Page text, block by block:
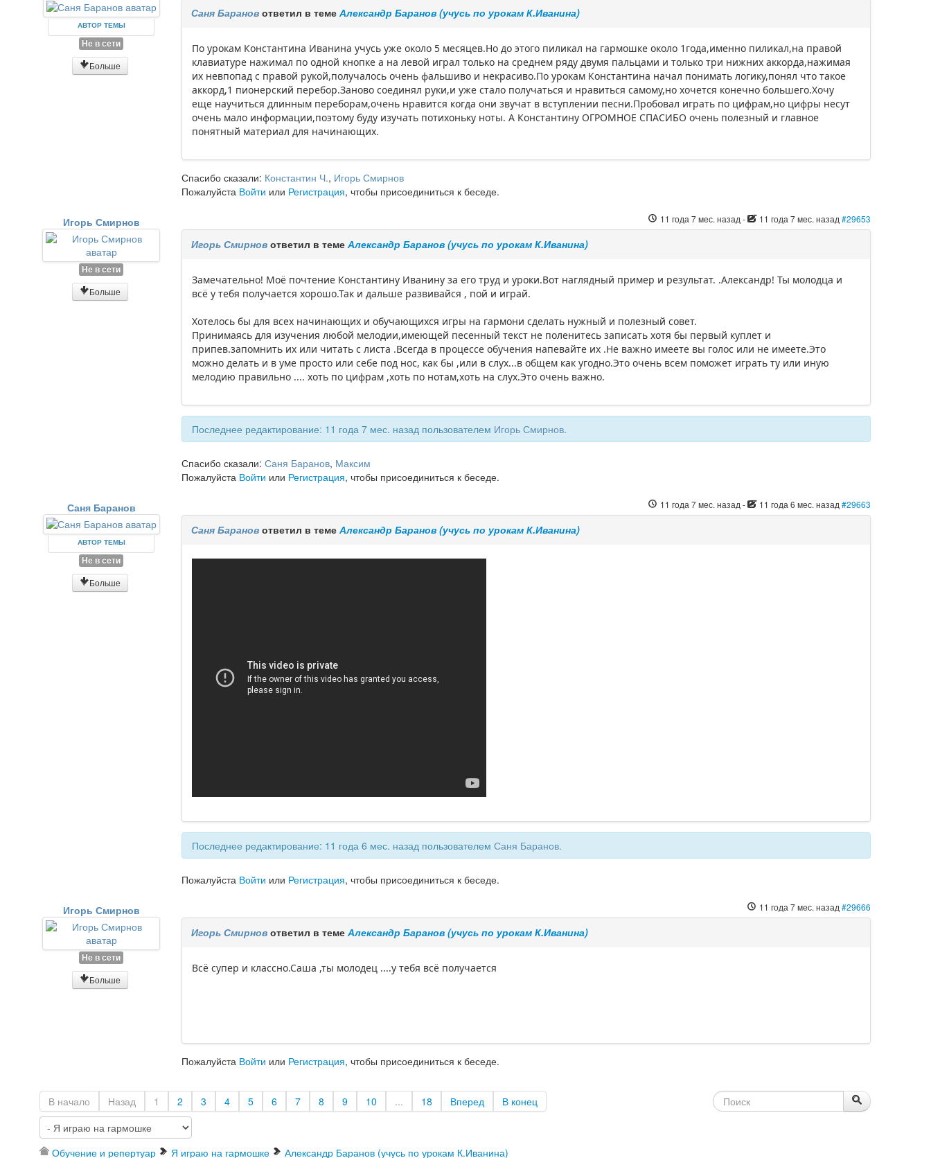
АВТОР ТЕМЫ
Не в сети
Больше
Саня Баранов ответил в темеАлександр Баранов (учусь по урокам К.Иванина)
По урокам Константина Иванина учусь уже около 5 месяцев.Но до этого пиликал на гармошке около 1года,именно пиликал,на правой
клавиатуре нажимал по одной кнопке а на левой играл только на среднем ряду двумя пальцами и только три нижних аккорда,нажимая
их невпопад с правой рукой,получалось очень фальшиво и некрасиво.По урокам Константина начал понимать логику,понял что такое
аккорд,1 пионерский перебор.Заново соединял руки,и уже стало получаться и нравиться самому,но хочется конечно большего.Хочу
еще научиться длинным переборам,очень нравится когда они звучат в вступлении песни.Пробовал играть по цифрам,но цифры несут
очень мало информации,поэтому буду изучать потихоньку ноты. А Константину ОГРОМНОЕ СПАСИБО очень полезный и главное
понятный материал для начинающих.
Спасибо сказали: Константин Ч., Игорь Смирнов
Пожалуйста Войти или Регистрация, чтобы присоединиться к беседе.
Игорь Смирнов
Не в сети
Больше
11 года 7 мес. назад - 11 года 7 мес. назад #29653
Игорь Смирнов ответил в темеАлександр Баранов (учусь по урокам К.Иванина)
Замечательно! Моё почтение Константину Иванину за его труд и уроки.Вот наглядный пример и результат. .Александр! Ты молодца и
всё у тебя получается хорошо.Так и дальше развивайся , пой и играй.
Хотелось бы для всех начинающих и обучающихся игры на гармони сделать нужный и полезный совет.
Принимаясь для изучения любой мелодии,имеющей песенный текст не поленитесь записать хотя бы первый куплет и
припев.запомнить их или читать с листа .Всегда в процессе обучения напевайте их .Не важно имеете вы голос или не имеете.Это
можно делать и в уме просто или себе под нос, как бы ,или в слух...в общем как угодно.Это очень всем поможет играть ту или иную
мелодию правильно .... хоть по цифрам ,хоть по нотам,хоть на слух.Это очень важно.
Последнее редактирование: 11 года 7 мес. назад пользователем Игорь Смирнов.
Спасибо сказали:Саня Баранов, Максим
Пожалуйста Войти или Регистрация, чтобы присоединиться к беседе.
Саня Баранов
АВТОР ТЕМЫ
Не в сети
Больше
11 года 7 мес. назад - 11 года 6 мес. назад #29663
Саня Баранов ответил в темеАлександр Баранов (учусь по урокам К.Иванина)
Последнее редактирование: 11 года 6 мес. назад пользователемСаня Баранов.
Пожалуйста Войти или Регистрация, чтобы присоединиться к беседе.
Игорь Смирнов
Не в сети
Больше
11 года 7 мес. назад #29666
Игорь Смирнов ответил в темеАлександр Баранов (учусь по урокам К.Иванина)
Всё супер и классно.Саша ,ты молодец ....у тебя всё получается
Пожалуйста Войти или Регистрация, чтобы присоединиться к беседе.
В начало Назад 1 2 3 4 5 6 7 8 9 10 ... 18 Вперед В конец
Обучение и репертуар Я играю на гармошке Александр Баранов (учусь по урокам К.Иванина)